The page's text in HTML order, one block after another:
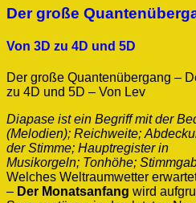
Der große
Von 3D zu 4D und 5D
Der große Quantenübergang –
zu 4D und 5D – Von Lev
Diapase ist ein Begriff mit der
(Melodien); Reichweite;
der Stimme; Hauptregister in
Musikorgeln; Tonhöhe;
Welches Weltraumwetter
– Der Monatsanfang wird